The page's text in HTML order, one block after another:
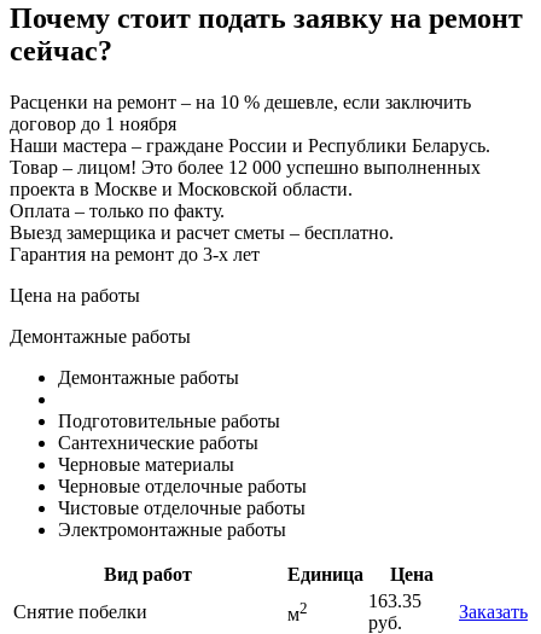
Почему стоит подать заявку на ремонт
сейчас?
Расценки на ремонт – на 10 % дешевле, если заключить
договор до 1 ноября
Наши мастера – граждане России и Республики Беларусь.
Товар – лицом! Это более 12 000 успешно выполненных
проекта в Москве и Московской области.
Оплата – только по факту.
Выезд замерщика и расчет сметы – бесплатно.
Гарантия на ремонт до 3-х лет
Цена на работы
Демонтажные работы
Демонтажные работы
Подготовительные работы
Сантехнические работы
Черновые материалы
Черновые отделочные работы
Чистовые отделочные работы
Электромонтажные работы
Вид работ Единица
Цена
Снятие побелки
м2
163.35
руб.
Заказать